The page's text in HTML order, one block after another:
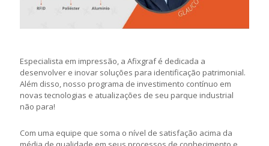
Especialista em impressão, a Afixgraf é dedicada a
desenvolver e inovar soluções para identificação patrimonial.
Além disso, nosso programa de investimento contínuo em
novas tecnologias e atualizações de seu parque industrial
não para!
Com uma equipe que soma o nível de satisfação acima da